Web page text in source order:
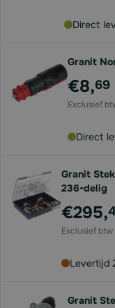
Direct
Granit
€8,69
Direct
Granit
236-delig
€295,
Levertijd
Granit